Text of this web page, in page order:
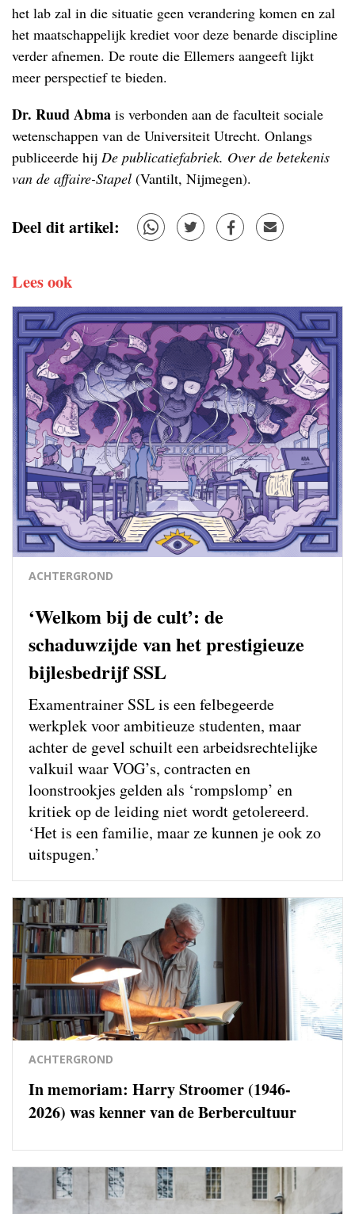
het lab zal in die situatie geen verandering komen en zal
het maatschappelijk krediet voor deze benarde discipline
verder afnemen. De route die Ellemers aangeeft lijkt
meer perspectief te bieden.
Dr. Ruud Abma is verbonden aan de faculteit sociale
wetenschappen van de Universiteit Utrecht. Onlangs
publiceerde hij De publicatiefabriek. Over de betekenis
van de affaire-Stapel (Vantilt, Nijmegen).
Deel dit artikel:
Lees ook
ACHTERGROND
‘Welkom bij de cult’: de
schaduwzijde van het prestigieuze
bijlesbedrijf SSL
Examentrainer SSL is een felbegeerde
werkplek voor ambitieuze studenten, maar
achter de gevel schuilt een arbeidsrechtelijke
valkuil waar VOG’s, contracten en
loonstrookjes gelden als ‘rompslomp’ en
kritiek op de leiding niet wordt getolereerd.
‘Het is een familie, maar ze kunnen je ook zo
uitspugen.’
ACHTERGROND
In memoriam: Harry Stroomer (1946-
2026) was kenner van de Berbercultuur